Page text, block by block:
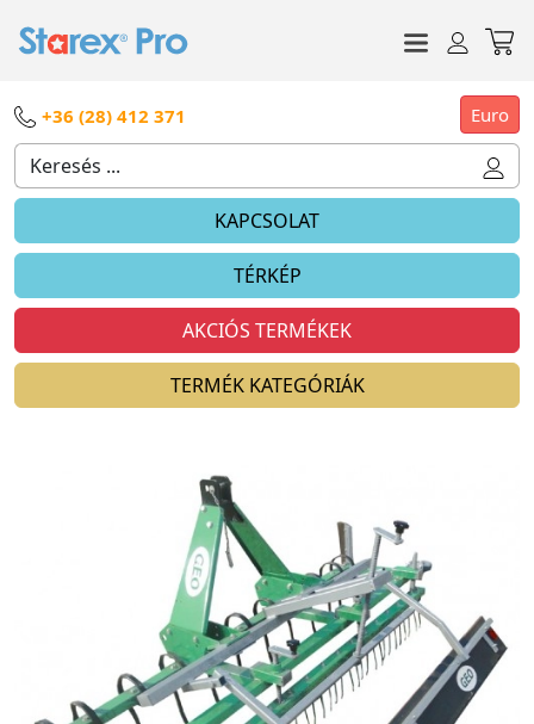
+36 (28) 412 371 Euro
KAPCSOLAT
TÉRKÉP
AKCIÓS TERMÉKEK
TERMÉK KATEGÓRIÁK